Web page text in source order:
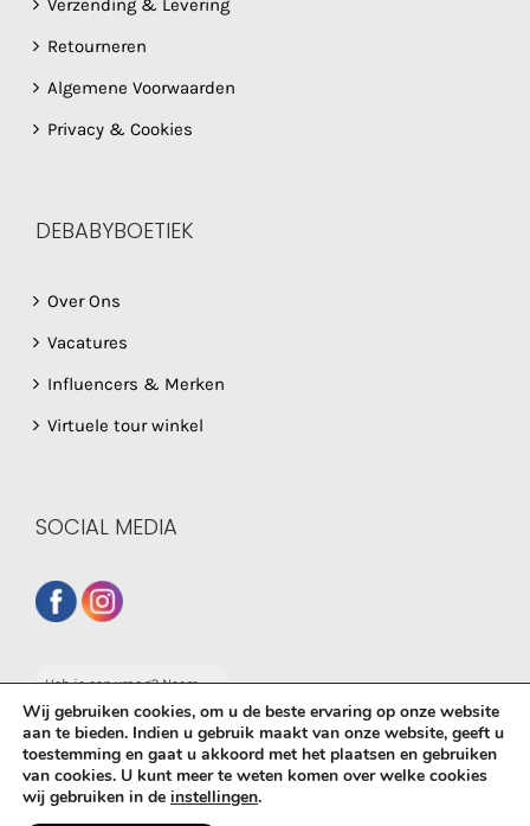
Verzending & Levering
Retourneren
Algemene Voorwaarden
Privacy & Cookies
DEBABYBOETIEK
Over Ons
Vacatures
Influencers & Merken
Virtuele tour winkel
SOCIAL MEDIA
© Copyright 2026 De Babyboetiek | Powered byMplusKASSA
Woocommerce&WooCommerce Kassasysteem
Heb je een vraag? Neem
dan gerust contact op
met onze whatsapp
service!
Wij gebruiken cookies, om u de beste ervaring op onze website
aan te bieden. Indien u gebruik maakt van onze website, geeft u
toestemming en gaat u akkoord met het plaatsen en gebruiken
van cookies. U kunt meer te weten komen over welke cookies
wij gebruiken in de instellingen.